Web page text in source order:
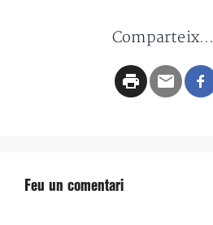
Comparteix...
Feu un comentari